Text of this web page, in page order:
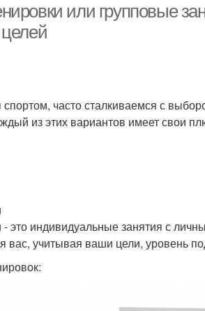
или групповые
часто сталкиваемся с
из этих вариантов имеет свои
это индивидуальные занятия с
вас, учитывая ваши цели, уровень